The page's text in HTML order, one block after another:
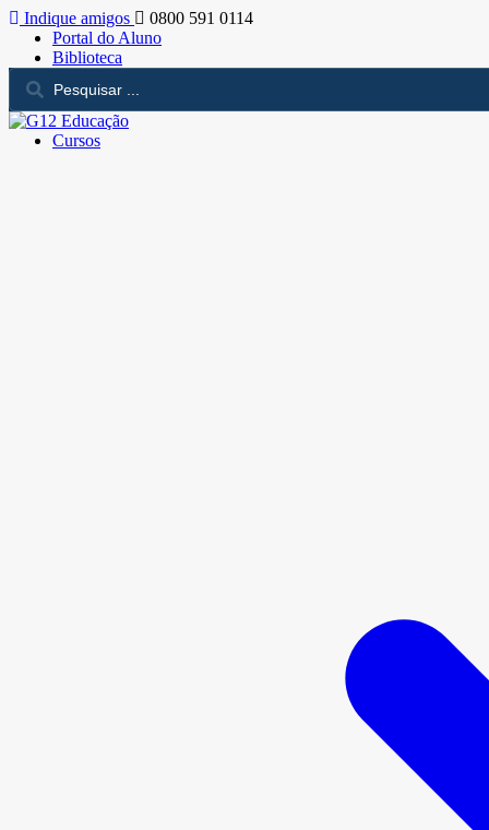
Indique amigos
0800 591 0114
Portal do Aluno
Biblioteca
Cursos